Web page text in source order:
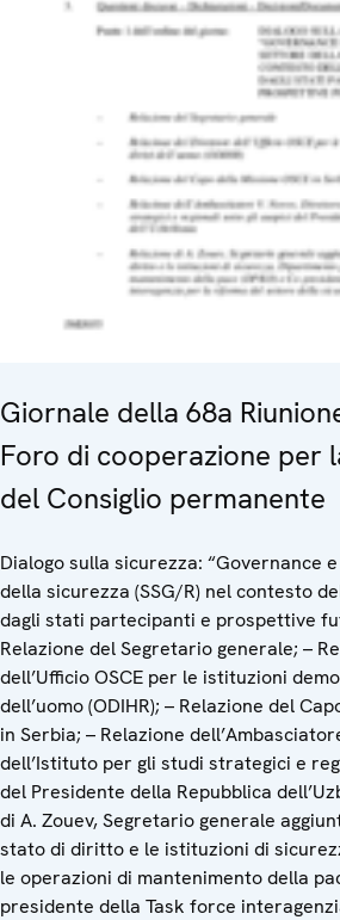
Giornale della 68a
Foro di cooperazione per
del Consiglio permanente
Dialogo sulla sicurezza: “Governance
della sicurezza (SSG/R) nel contesto
dagli stati partecipanti e prospettive
Relazione del Segretario generale; –
dell’Ufficio OSCE per le istituzioni
dell’uomo (ODIHR); – Relazione del
in Serbia; – Relazione
dell’Istituto per gli studi strategici e
del Presidente della Repubblica
di A. Zouev, Segretario generale
stato di diritto e le istituzioni di
le operazioni di mantenimento della
presidente della Task force